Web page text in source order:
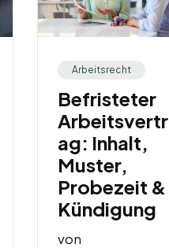
Arbeitsrecht
Befristeter
Arbeitsvertr
ag: Inhalt,
Muster,
Probezeit &
Kündigung
von